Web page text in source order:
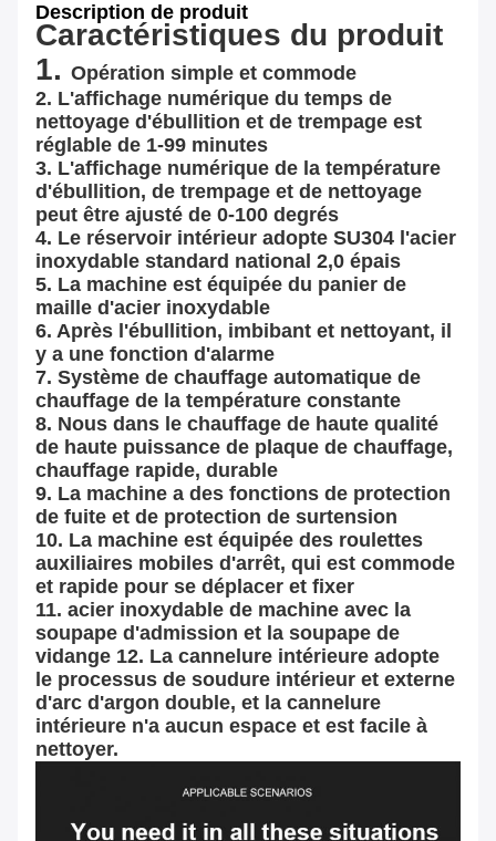
Description de produit
Caractéristiques du produit
1. Opération simple et commode
2. L'affichage numérique du temps de
nettoyage d'ébullition et de trempage est
réglable de 1-99 minutes
3. L'affichage numérique de la température
d'ébullition, de trempage et de nettoyage
peut être ajusté de 0-100 degrés
4. Le réservoir intérieur adopte SU304 l'acier
inoxydable standard national 2,0 épais
5. La machine est équipée du panier de
maille d'acier inoxydable
6. Après l'ébullition, imbibant et nettoyant, il
y a une fonction d'alarme
7. Système de chauffage automatique de
chauffage de la température constante
8. Nous dans le chauffage de haute qualité
de haute puissance de plaque de chauffage,
chauffage rapide, durable
9. La machine a des fonctions de protection
de fuite et de protection de surtension
10. La machine est équipée des roulettes
auxiliaires mobiles d'arrêt, qui est commode
et rapide pour se déplacer et fixer
11. acier inoxydable de machine avec la
soupape d'admission et la soupape de
vidange 12. La cannelure intérieure adopte
le processus de soudure intérieur et externe
d'arc d'argon double, et la cannelure
intérieure n'a aucun espace et est facile à
nettoyer.